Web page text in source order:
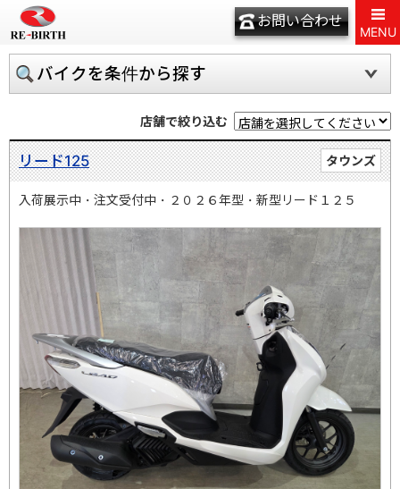
お問い合わせ
MENU
バイクを条件から探す
店舗で絞り込む
タウンズ
リード125
入荷展示中・注文受付中・２０２６年型・新型リード１２５